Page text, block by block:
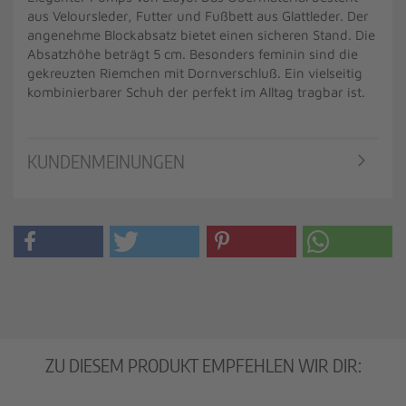
aus Veloursleder, Futter und Fußbett aus Glattleder. Der
angenehme Blockabsatz bietet einen sicheren Stand. Die
Absatzhöhe beträgt 5 cm. Besonders feminin sind die
gekreuzten Riemchen mit Dornverschluß. Ein vielseitig
kombinierbarer Schuh der perfekt im Alltag tragbar ist.
KUNDENMEINUNGEN
ZU DIESEM PRODUKT EMPFEHLEN WIR DIR: